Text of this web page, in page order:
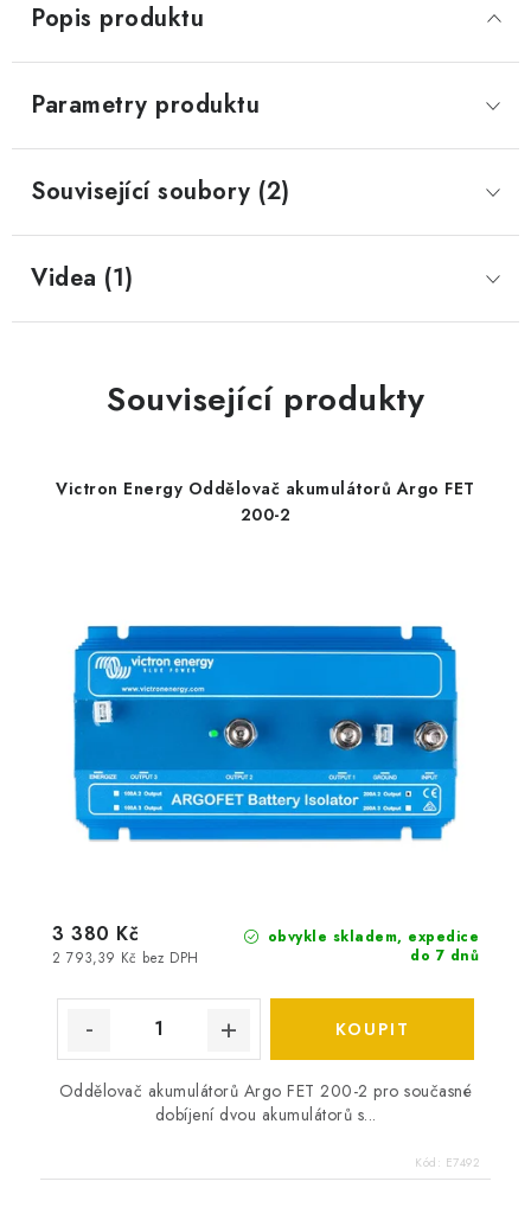
NÁVODY KE STAŽENÍ
Popis produktu
Parametry produktu
Související soubory (2)
Videa (1)
Související produkty
Victron Energy Oddělovač akumulátorů Argo FET
200-2
obvykle skladem, expedice
do 7 dnů
2 793,39 Kč bez DPH
3 380 Kč
Oddělovač akumulátorů Argo FET 200-2 pro současné
dobíjení dvou akumulátorů s...
Kód: E7492